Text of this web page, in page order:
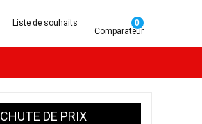
Liste de souhaits
0
Comparateur
CHUTE DE PRIX